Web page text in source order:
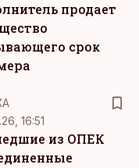
продает
срок
16:51
из ОПЕК